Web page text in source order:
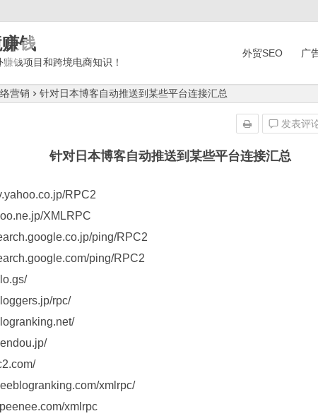
钱
钱项目和跨境电商知识！
外贸SEO 广
营销 针对日本博客自动推送到某些平台连接汇总
针对日本博客自动推送到某些平台连接汇总
发表评
RPC2
XMLRPC
ping/RPC2
ping/RPC2
rpc/
xmlrpc/
xmlrpc